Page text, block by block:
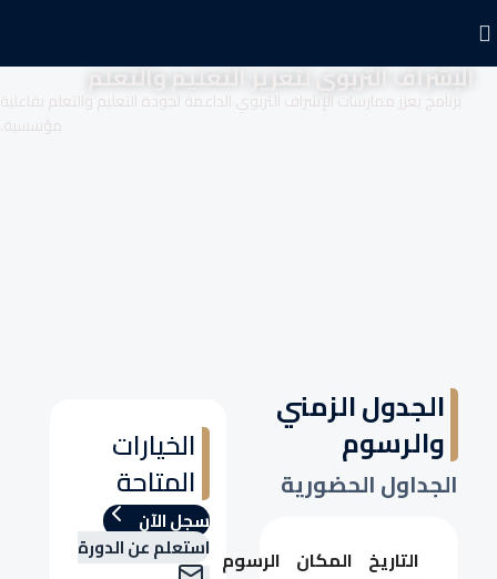
الإشراف التربوي لتعزيز التعليم والتعلم
برنامج يعزز ممارسات الإشراف التربوي الداعمة لجودة التعليم والتعلم بفاعلية
مؤسسية.
الخيارات
المتاحة
سجل الآن
استعلم عن الدورة
الجدول الزمني
والرسوم
الجداول الحضورية
التاريخ المكان الرسوم